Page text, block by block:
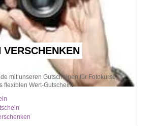
VERSCHENKEN
mit unseren Gutscheinen für Fotokurse,
flexiblen Wert-Gutschein!